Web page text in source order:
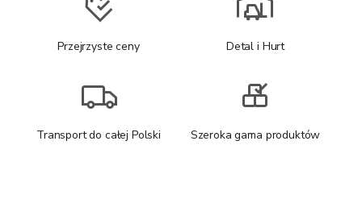
Przejrzyste ceny Detal i Hurt
Transport do całej Polski Szeroka gama produktów